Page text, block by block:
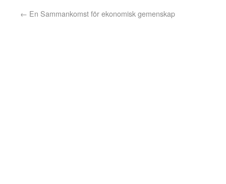
← En Sammankomst för ekonomisk gemenskap